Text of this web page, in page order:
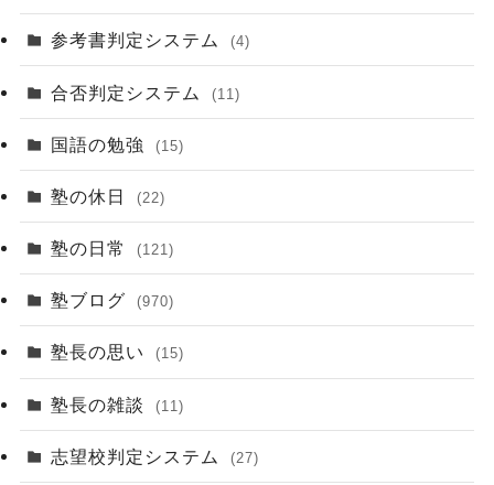
参考書判定システム (4)
合否判定システム (11)
国語の勉強 (15)
塾の休日 (22)
塾の日常 (121)
塾ブログ (970)
塾長の思い (15)
塾長の雑談 (11)
志望校判定システム (27)